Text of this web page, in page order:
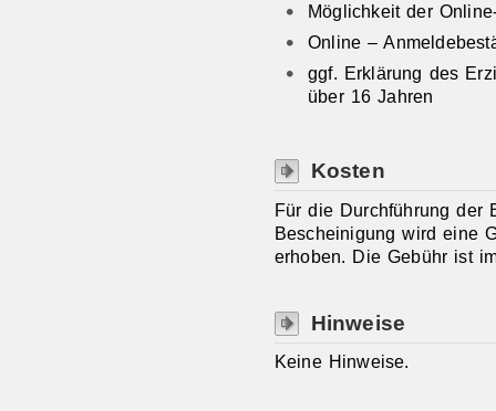
Möglichkeit der
Online –
ggf. Erklärung des
über 16 Jahren
Kosten
Für die Durchführung der
Bescheinigung wird eine
erhoben. Die Gebühr ist
Hinweise
Keine Hinweise.